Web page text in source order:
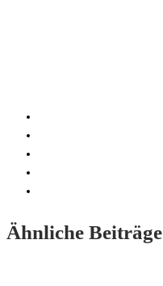
Ähnliche Beiträge